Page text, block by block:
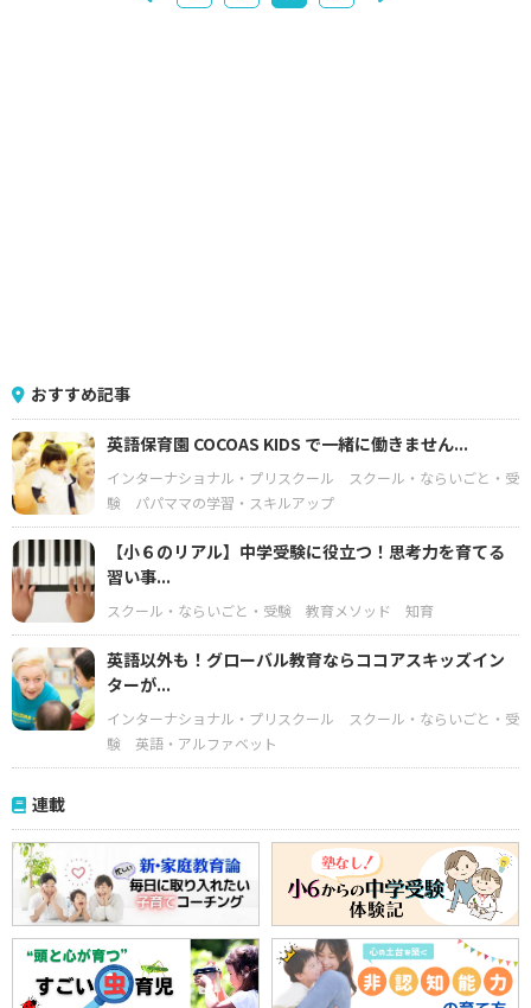
おすすめ記事
英語保育園 COCOAS KIDS で一緒に働きません...
インターナショナル・プリスクール
スクール・ならいごと・受
験
パパママの学習・スキルアップ
【小６のリアル】中学受験に役立つ！思考力を育てる
習い事...
スクール・ならいごと・受験 教育メソッド 知育
英語以外も！グローバル教育ならココアスキッズイン
ターが...
インターナショナル・プリスクール
スクール・ならいごと・受
験
英語・アルファベット
連載